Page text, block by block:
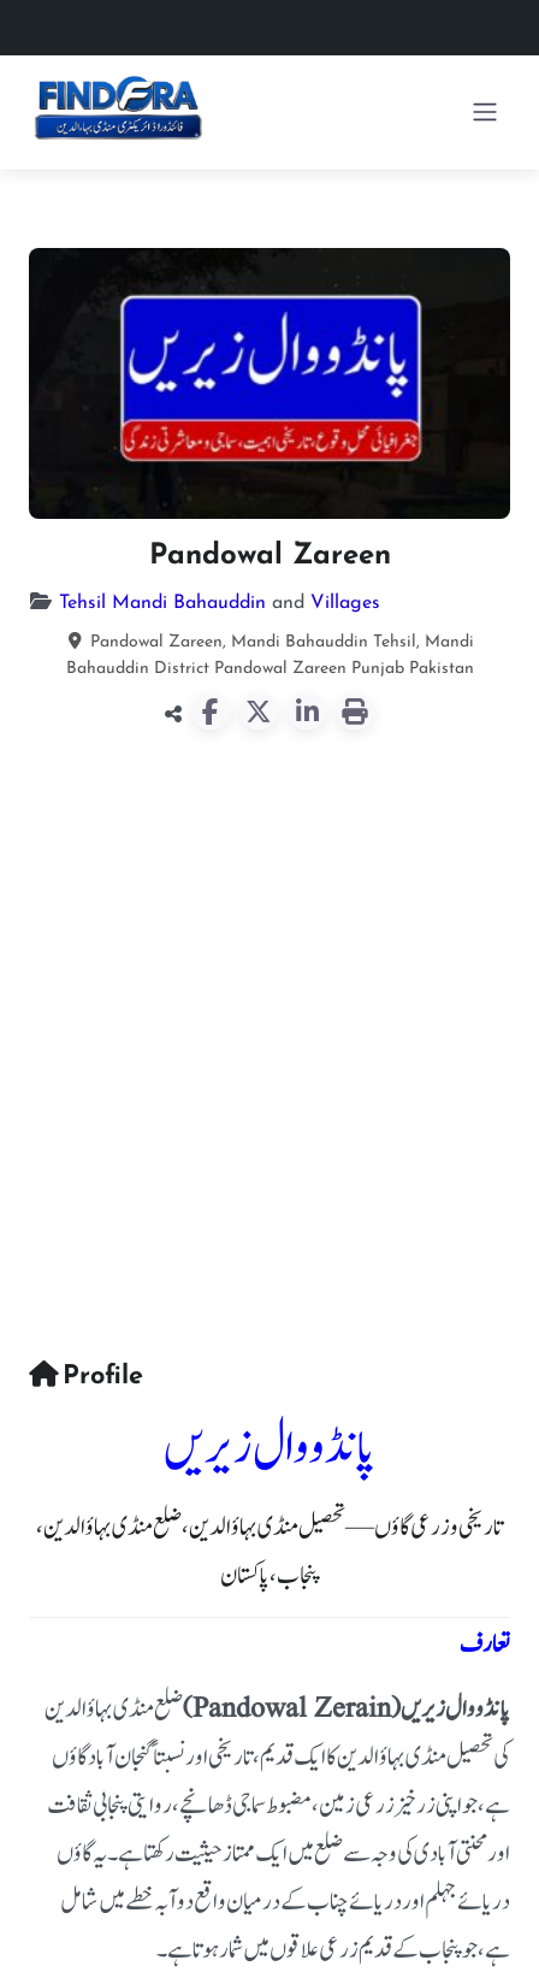
Pandowal Zareen
Tehsil Mandi Bahauddin and Villages
Pandowal Zareen, Mandi Bahauddin Tehsil, Mandi
Bahauddin District Pandowal Zareen Punjab Pakistan
Profile
پانڈووال زیریں
تاریخی و زرعی گاؤں — تحصیل منڈی بہاؤالدین، ضلع منڈی بہاؤالدین،
پنجاب، پاکستان
تعارف
پانڈووال زیریں (Pandowal Zerain)
ضلع منڈی بہاؤالدین
کی تحصیل منڈی بہاؤالدین کا ایک قدیم، تاریخی اور نسبتاً گنجان آباد گاؤں
ہے، جو اپنی زرخیز زرعی زمین، مضبوط سماجی ڈھانچے، روایتی پنجابی ثقافت
اور محنتی آبادی کی وجہ سے ضلع میں ایک ممتاز حیثیت رکھتا ہے۔ یہ گاؤں
دریائے جہلم اور دریائے چناب کے درمیان واقع دوآبہ خطے میں شامل
ہے، جو پنجاب کے قدیم زرعی علاقوں میں شمار ہوتا ہے۔